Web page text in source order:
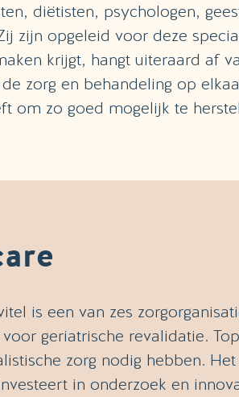
diëtisten, psychologen,
zijn opgeleid voor deze
krijgt, hangt uiteraard af
zorg en behandeling op
om zo goed mogelijk te
is een van zes
geriatrische revalidatie.
zorg nodig hebben.
in onderzoek en